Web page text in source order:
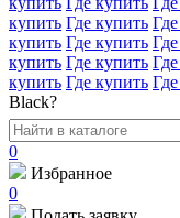
купить Где купить
купить Где купить
купить Где купить
купить Где купить
Black?
0
Избранное
0